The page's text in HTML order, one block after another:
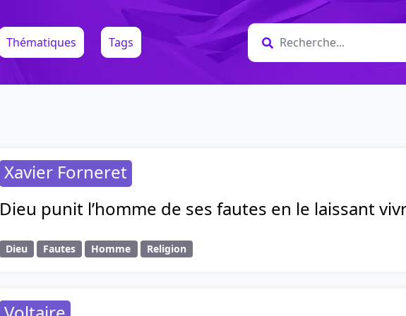
Thématiques Tags
Xavier Forneret
Dieu punit l’homme de ses fautes en le laissant
Dieu Fautes Homme Religion